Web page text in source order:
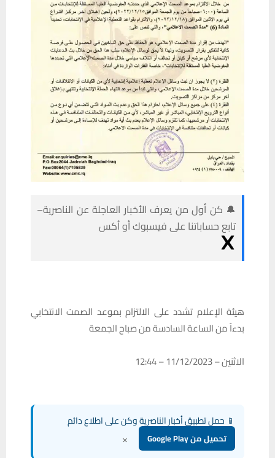
🔔 كن أول من يعرف الأخبار العاجلة عن الناصرية–
تابع حساباتنا على فيسبوك أو أكس
هيئة الإعلام تشدد على الالتزام بموعد الصمت الانتخابي
بدءاً من الساعة السادسة من صباح الجمعة
الاثنين – 11/12/2023 – 12:44
📱 حمل تطبيق أخبار الناصرية وكن على اطلاع دائم
تحميل من Google Play ×